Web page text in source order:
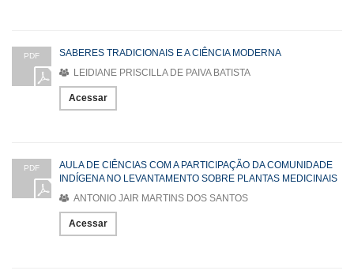
PDF
SABERES TRADICIONAIS E A CIÊNCIA MODERNA
LEIDIANE PRISCILLA DE PAIVA BATISTA
Acessar
PDF
AULA DE CIÊNCIAS COM A PARTICIPAÇÃO DA COMUNIDADE
INDÍGENA NO LEVANTAMENTO SOBRE PLANTAS MEDICINAIS
ANTONIO JAIR MARTINS DOS SANTOS
Acessar